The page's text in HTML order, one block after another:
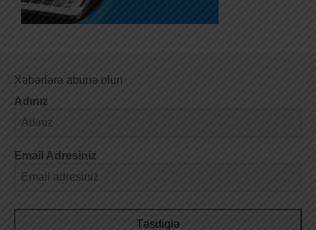
Xəbərlərə abunə olun
Adınız
Email Adresiniz
Təsdiqlə